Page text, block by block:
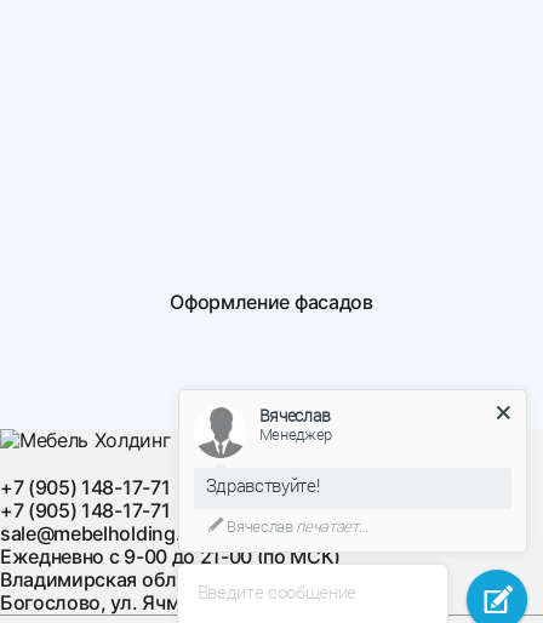
Оформление фасадов
+7 (905) 148-17-71
+7 (905) 148-17-71
sale@mebelholding.ru
Ежедневно с 9-00 до 21-00 (по МСК)
Владимирская область, Суздальский район, с.
Богослово, ул. Ячменная, д. 10
Введите сообщение
Вячеслав
Менеджер
Здравствуйте!
Вячеславпечатает...